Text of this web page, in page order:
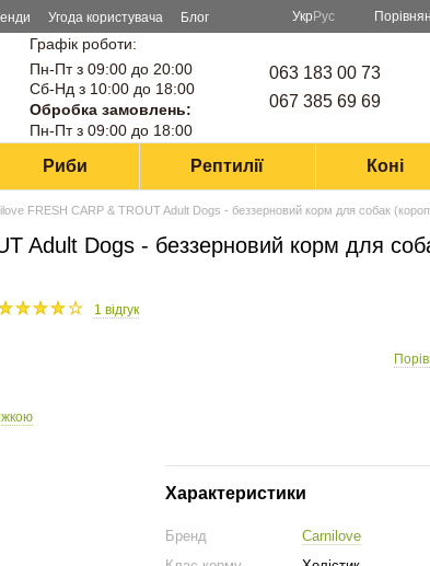
Угода користувача Блог Укр Рус
Графік роботи:
Пн-Пт з 09:00 до 20:00
Сб-Нд з 10:00 до 18:00
Обробка замовлень:
Пн-Пт з 09:00 до 18:00
063 183 00 73
067 385 69 69
Риби Рептилії Коні
FRESH CARP & TROUT Adult Dogs - беззерновий корм для собак
Adult Dogs - беззерновий корм для
1 відгук
Характеристики
Бренд
Carnilove